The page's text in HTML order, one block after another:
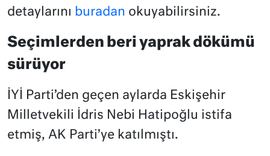
detaylarını buradan okuyabilirsiniz.
Seçimlerden beri yaprak dökümü
sürüyor
İYİ Parti’den geçen aylarda Eskişehir
Milletvekili İdris Nebi Hatipoğlu istifa
etmiş, AK Parti’ye katılmıştı.